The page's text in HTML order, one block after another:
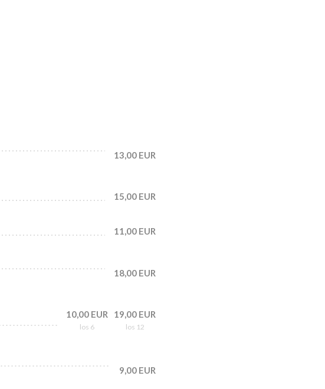
13,00 EUR
15,00 EUR
11,00 EUR
18,00 EUR
10,00 EUR
los 6
19,00 EUR
los 12
9,00 EUR